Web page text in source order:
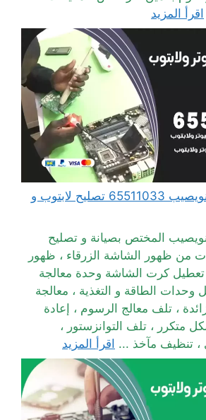
اقرأ المزيد
مهندس كمبيوتر النويصيب 65511033 تصليح لابتوب و
المختص بصيانة و تصليح
من ظهور الشاشة الزرقاء ، ظهور
تعطيل كرت الشاشة وحدة معالجة
الطاقة و التغذية ، معالجة
، تلف معالج الرسوم ، إعادة
متكرر ، تلف التوانزستور ،
، تنظيف مآخذ ... اقرأ المزيد